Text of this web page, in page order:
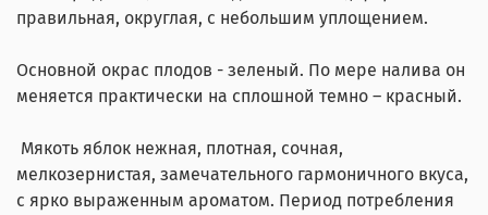
правильная, округлая, с небольшим уплощением.
Основной окрас плодов - зеленый. По мере налива он
меняется практически на сплошной темно – красный.
Мякоть яблок нежная, плотная, сочная,
мелкозернистая, замечательного гармоничного вкуса,
с ярко выраженным ароматом. Период потребления